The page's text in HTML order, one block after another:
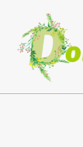
obsah